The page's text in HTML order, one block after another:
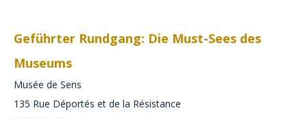
Geführter Rundgang: Die Must-Sees des
Museums
Musée de Sens
135 Rue Déportés et de la Résistance